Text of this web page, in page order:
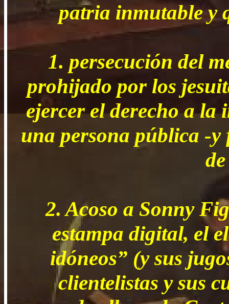
patria inmutable y
1. persecución del
prohijado por los
ejercer el derecho a la
una persona pública -
2. Acoso a Sonny
estampa digital, el
idóneos” (y sus
clientelistas y sus